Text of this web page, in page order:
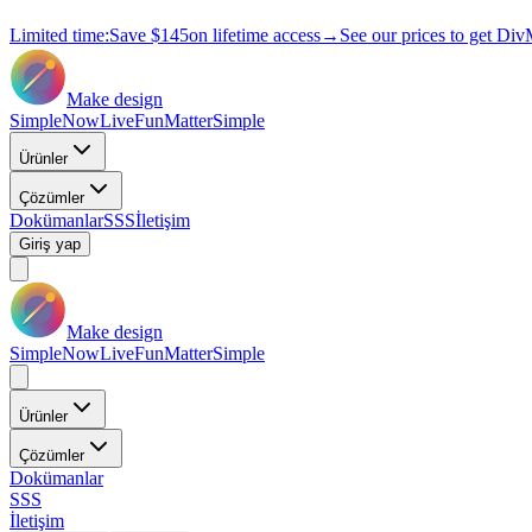
Limited time:Save $145on lifetime access→ See our prices to get
Make design
SimpleNowLiveFunMatterSimple
Ürünler
Çözümler
DokümanlarSSSİletişim
Giriş yap
Make design
SimpleNowLiveFunMatterSimple
Ürünler
Çözümler
Dokümanlar
SSS
İletişim